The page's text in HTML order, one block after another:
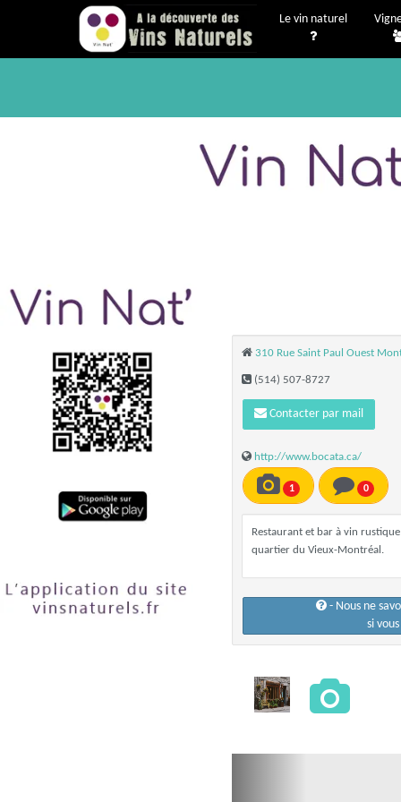
Le vin naturel
310 Rue Saint Paul Ouest
(514) 507-8727
Contacter par mail
http://www.bocata.ca/
1 0
Restaurant et bar à vin
quartier du Vieux-Montréal.
- Nous ne
si